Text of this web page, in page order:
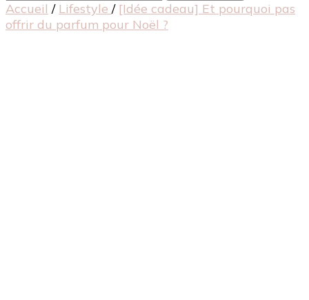
Accueil / Lifestyle / [Idée cadeau] Et pourquoi pas
offrir du parfum pour Noël ?